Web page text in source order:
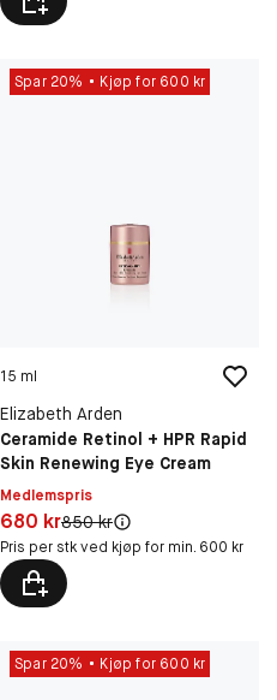
Spar 20% Kjøp for 600 kr
15 ml
Elizabeth Arden
Ceramide Retinol + HPR Rapid
Skin Renewing Eye Cream
Medlemspris
Pris: 680 kr
680 krOriginal pris:
850 kr
Pris per stk ved kjøp for min. 600 kr
Spar 20% Kjøp for 600 kr